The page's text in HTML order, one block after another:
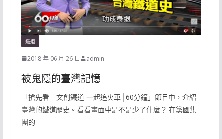
鐵道
2018 年 06 月 26 日 admin
被鬼隱的臺灣記憶
「搶先看—文創鐵道 一起追火車│60分鐘」節目中，介紹
臺灣的鐵道歷史。看看畫面中是不是少了什麼？ 在黨國集
團的